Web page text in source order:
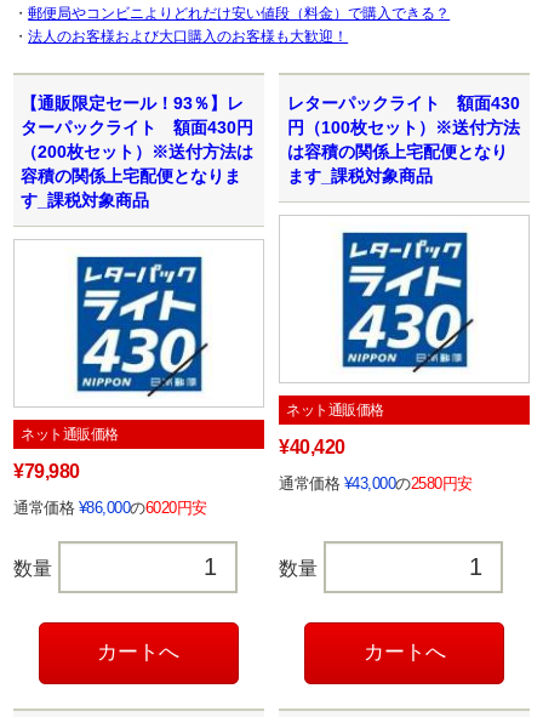
・郵便局やコンビニよりどれだけ安い値段（料金）で購入できる？
・法人のお客様および大口購入のお客様も大歓迎！
【通販限定セール！93％】レ
ターパックライト 額面430円
（200枚セット）※送付方法は
容積の関係上宅配便となりま
す_課税対象商品
ネット通販価格
¥79,980
通常価格 ¥86,000の6020円安
数量
レターパックライト 額面430
円（100枚セット）※送付方法
は容積の関係上宅配便となり
ます_課税対象商品
ネット通販価格
¥40,420
通常価格 ¥43,000の2580円安
数量